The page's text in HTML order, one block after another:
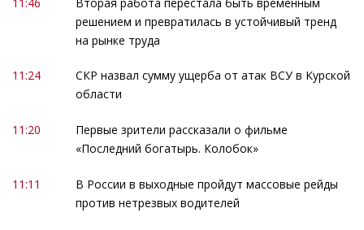
решением и превратилась в устойчивый тренд
на рынке труда
11:24
СКР назвал сумму ущерба от атак ВСУ в Курской
области
11:20
Первые зрители рассказали о фильме
«Последний богатырь. Колобок»
11:11
В России в выходные пройдут массовые рейды
против нетрезвых водителей